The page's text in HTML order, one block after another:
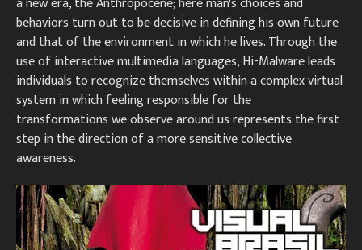
behaviors turn out to be decisive in defining his own future
and that of the environment in which he lives. Through the
use of interactive multimedia languages, Hi-Malware leads
individuals to recognize themselves within a complex virtual
system in which feeling responsible for the
transformations we observe around us represents the first
step in the direction of a more sensitive collective
awareness.